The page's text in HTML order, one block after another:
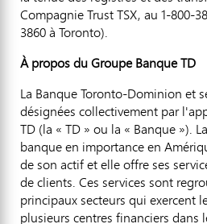
Compagnie Trust TSX, au 1-800-
3860 à Toronto).
À propos du Groupe Banque TD
La Banque Toronto-Dominion et
désignées collectivement par
TD (la « TD » ou la « Banque »).
banque en importance en
de son actif et elle offre ses
de clients. Ces services sont
principaux secteurs qui exercent
plusieurs centres financiers dans